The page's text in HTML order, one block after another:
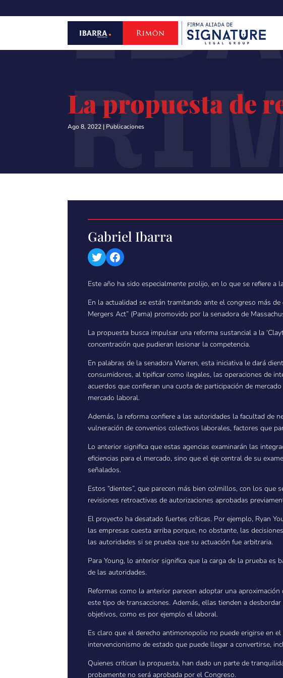
La propuesta de
Ago 8, 2022 | Publicaciones
Gabriel Ibarra
TwitterFacebook
Este año ha sido especialmente prolijo, en lo que se refiere a
En la actualidad se están tramitando ante el congreso más
Mergers Act” (Pama) promovido por la senadora de
La propuesta busca impulsar una reforma sustancial a la
concentración que pudieran lesionar la competencia.
En palabras de la senadora Warren, esta iniciativa le dará
consumidores, al tipificar como ilegales, las operaciones de
acuerdos que confieran una cuota de participación de
mercado laboral.
Además, la reforma confiere a las autoridades la facultad de
vulneración de convenios colectivos laborales, factores que
Lo anterior significa que estas agencias examinarán las
eficiencias para el mercado, sino que el eje central de su
señalados.
Estos “dientes”, que parecen más bien colmillos, con los
revisiones retroactivas de autorizaciones aprobadas
El proyecto ha desatado fuertes críticas. Por ejemplo, Ryan
las empresas cuesta arriba porque, no obstante, las
las autoridades si se prueba que su actuación fue arbitraria.
Para Young, lo anterior significa que la carga de la prueba
de las autoridades.
Reformas como la anterior parecen adoptar una
este tipo de transacciones. Además, ellas tienden a
objetivos, como es por ejemplo el laboral.
Es claro que el derecho antimonopolio no puede erigirse en
intervencionismo de estado que puede llegar a convertirse,
Quienes critican la propuesta, han dado un parte de
probamente no será aprobada por el Congreso.